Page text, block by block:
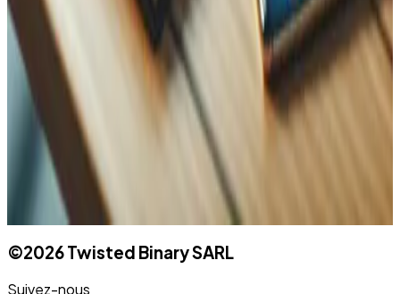
Téléphone
Message
©2026Twisted Binary SARL
Suivez-nous